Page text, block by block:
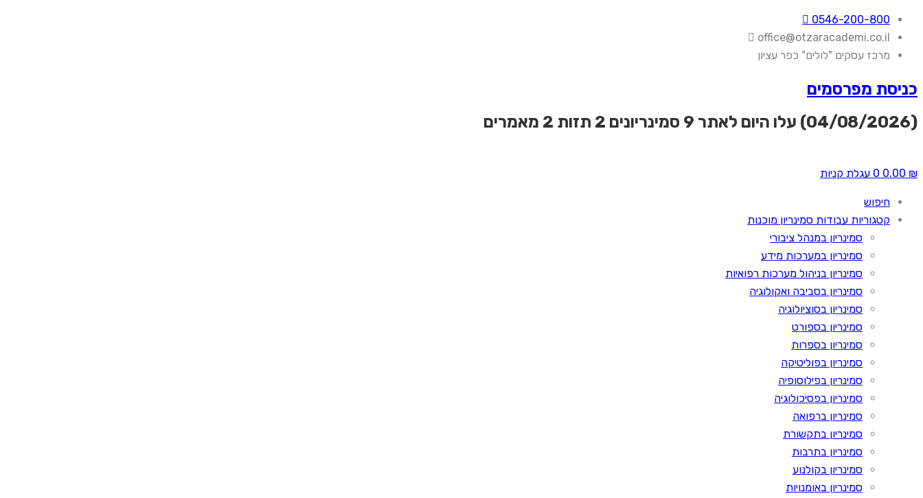
0546-200-800
office@otzaracademi.co.il
מרכז עסקים "לולים" כפר עציון
כניסת מפרסמים
(04/08/2026) עלו היום לאתר
9 סמינריונים 2 תזות 2 מאמרים
0.00 ₪
0 עגלת קניות
חיפוש
קטגוריות עבודות סמינריון מוכנות
סמינריון במנהל ציבורי
סמינריון במערכות מידע
סמינריון בניהול מערכות רפואיות
סמינריון בסביבה ואקולוגיה
סמינריון בסוציולוגיה
סמינריון בספורט
סמינריון בספרות
סמינריון בפוליטיקה
סמינריון בפילוסופיה
סמינריון בפסיכולוגיה
סמינריון ברפואה
סמינריון בתקשורת
סמינריון בתרבות
סמינריון בקולנוע
סמינריון באומנויות